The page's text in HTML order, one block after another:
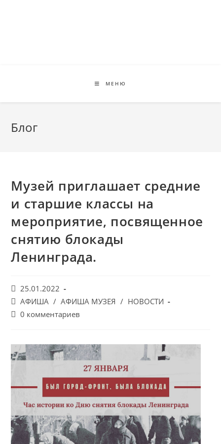
МЕНЮ
Блог
Музей приглашает средние
и старшие классы на
мероприятие, посвященное
снятию блокады
Ленинграда.
Запись
опубликована:
25.01.2022
Post
category:
АФИША / АФИША МУЗЕЯ / НОВОСТИ
Post0 комментариев